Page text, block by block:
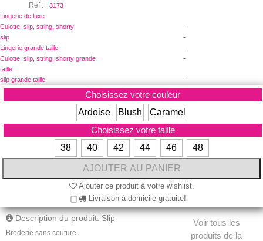
Ref :
3173
Lingerie de luxe
-
Culotte, slip, string, shorty
-
slip
-
Lingerie grande taille
-
Culotte, slip, string, shorty grande
taille
-
slip grande taille
Choisissez votre couleur
Ardoise
Blush
Caramel
Choisissez votre taille
38
40 42 44 46 48
Ajouter ce produit à votre wishlist.
Livraison à domicile gratuite!
Voir tous les
produits de la
Description du produit: Slip
Broderie sans couture..